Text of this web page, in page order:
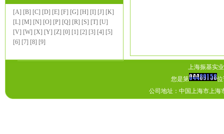
[A] [B] [C] [D] [E] [F] [G] [H] [I] [J] [K]
[L] [M] [N] [O] [P] [Q] [R] [S] [T] [U]
[V] [W] [X] [Y] [Z] [0] [1] [2] [3] [4] [5]
[6] [7] [8] [9]
上海振基实
您是第
公司地址：中国上海市上海